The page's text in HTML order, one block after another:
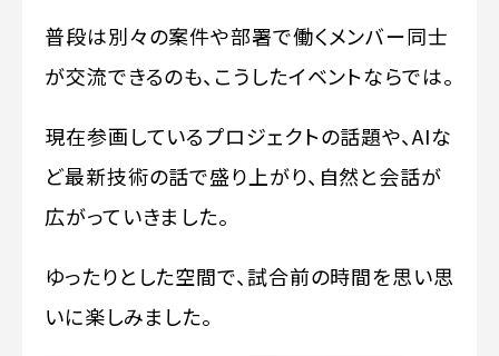
普段は別々の案件や部署で働くメンバー同士
が交流できるのも、こうしたイベントならでは。
現在参画しているプロジェクトの話題や、AIな
ど最新技術の話で盛り上がり、自然と会話が
広がっていきました。
ゆったりとした空間で、試合前の時間を思い思
いに楽しみました。